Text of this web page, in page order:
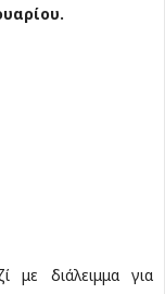
με διάλειμμα για